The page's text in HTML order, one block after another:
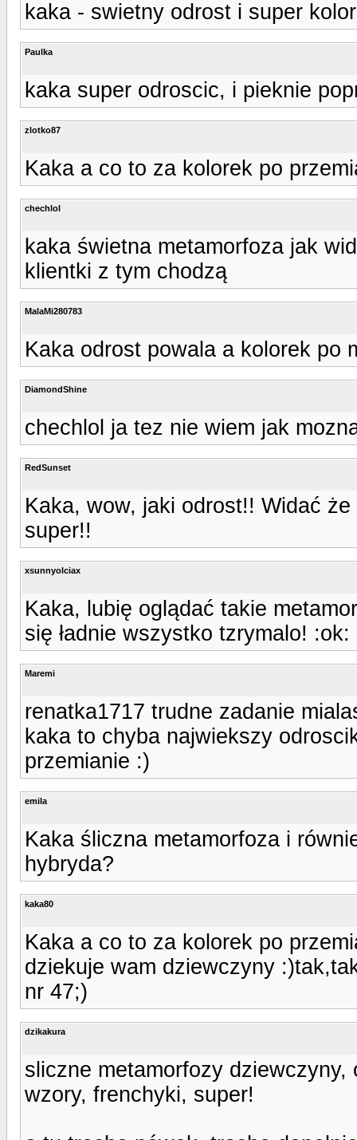
kaka - swietny odrost i super
Paulka
kaka super odroscic, i pieknie
zlotko87
Kaka a co to za kolorek po
chechlol
kaka świetna metamorfoza jak
klientki z tym chodzą
MalaMi280783
Kaka odrost powala a kolorek po
DiamondShine
chechlol ja tez nie wiem jak
RedSunset
Kaka, wow, jaki odrost!! Widać
super!!
xsunnyolciax
Kaka, lubię oglądać takie
się ładnie wszystko tzrymalo!
Maremi
renatka1717 trudne zadanie
kaka to chyba najwiekszy
przemianie :)
emila
Kaka śliczna metamorfoza i
hybryda?
kaka80
Kaka a co to za kolorek po
dziekuje wam dziewczyny
nr 47;)
dzikakura
sliczne metamorfozy dziewczyny,
wzory, frenchyki, super!